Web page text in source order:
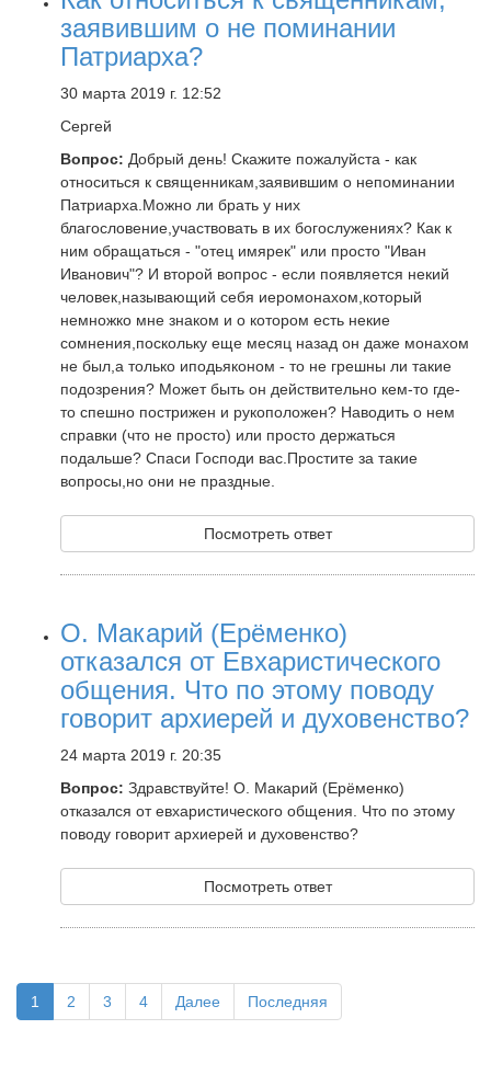
заявившим о не поминании
Патриарха?
30 марта 2019 г. 12:52
Сергей
Вопрос: Добрый день! Скажите пожалуйста - как
относиться к священникам,заявившим о непоминании
Патриарха.Можно ли брать у них
благословение,участвовать в их богослужениях? Как к
ним обращаться - "отец имярек" или просто "Иван
Иванович"? И второй вопрос - если появляется некий
человек,называющий себя иеромонахом,который
немножко мне знаком и о котором есть некие
сомнения,поскольку еще месяц назад он даже монахом
не был,а только иподьяконом - то не грешны ли такие
подозрения? Может быть он действительно кем-то где-
то спешно пострижен и рукоположен? Наводить о нем
справки (что не просто) или просто держаться
подальше? Спаси Господи вас.Простите за такие
вопросы,но они не праздные.
Посмотреть ответ
О. Макарий (Ерёменко)
отказался от Евхаристического
общения. Что по этому поводу
говорит архиерей и духовенство?
24 марта 2019 г. 20:35
Вопрос: Здравствуйте! О. Макарий (Ерёменко)
отказался от евхаристического общения. Что по этому
поводу говорит архиерей и духовенство?
Посмотреть ответ
1 2 3 4 Далее Последняя